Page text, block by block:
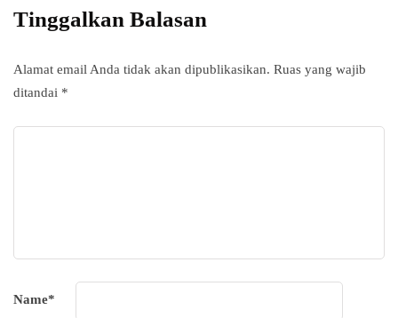
Tinggalkan Balasan
Alamat email Anda tidak akan dipublikasikan. Ruas yang wajib
ditandai *
Name*